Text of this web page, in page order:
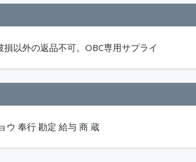
以外の返品不可。OBC専用サプライ
ウ 奉行 勘定 給与 商 蔵